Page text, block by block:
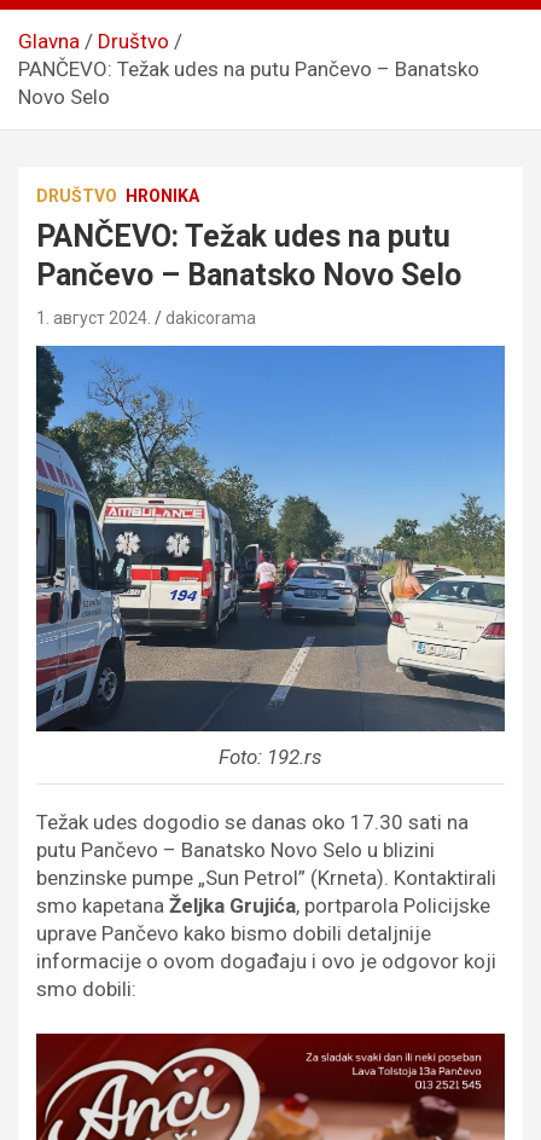
Glavna
Društvo
PANČEVO: Težak udes na putu Pančevo – Banatsko
Novo Selo
DRUŠTVO HRONIKA
PANČEVO: Težak udes na putu
Pančevo – Banatsko Novo Selo
1. август 2024. dakicorama
Foto: 192.rs
Težak udes dogodio se danas oko 17.30 sati na
putu Pančevo – Banatsko Novo Selo u blizini
benzinske pumpe „Sun Petrol” (Krneta). Kontaktirali
smo kapetana Željka Grujića, portparola Policijske
uprave Pančevo kako bismo dobili detaljnije
informacije o ovom događaju i ovo je odgovor koji
smo dobili: